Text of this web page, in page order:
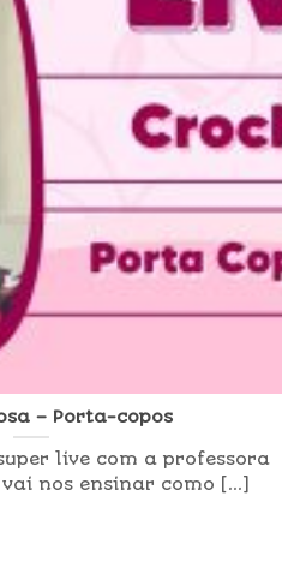
– Porta-copos
live com a professora
nos ensinar como [...]